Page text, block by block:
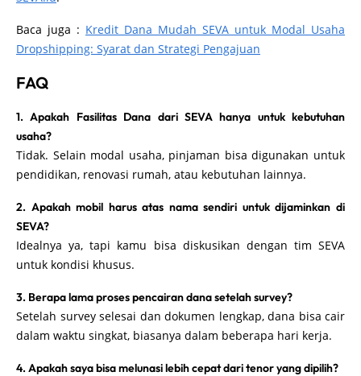
Baca juga : Kredit Dana Mudah SEVA untuk Modal Usaha
Dropshipping: Syarat dan Strategi Pengajuan
FAQ
1. Apakah Fasilitas Dana dari SEVA hanya untuk kebutuhan
usaha?
Tidak. Selain modal usaha, pinjaman bisa digunakan untuk
pendidikan, renovasi rumah, atau kebutuhan lainnya.
2. Apakah mobil harus atas nama sendiri untuk dijaminkan di
SEVA?
Idealnya ya, tapi kamu bisa diskusikan dengan tim SEVA
untuk kondisi khusus.
3. Berapa lama proses pencairan dana setelah survey?
Setelah survey selesai dan dokumen lengkap, dana bisa cair
dalam waktu singkat, biasanya dalam beberapa hari kerja.
4. Apakah saya bisa melunasi lebih cepat dari tenor yang dipilih?